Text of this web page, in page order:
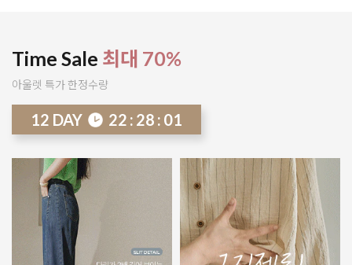
Time Sale 최대 70%
아울렛 특가 한정수량
12 DAY 22 : 27 : 56